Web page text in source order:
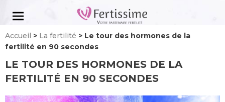
contenu
Accueil > La fertilité > Le tour des hormones de la
fertilité en 90 secondes
LE TOUR DES HORMONES DE LA
FERTILITÉ EN 90 SECONDES